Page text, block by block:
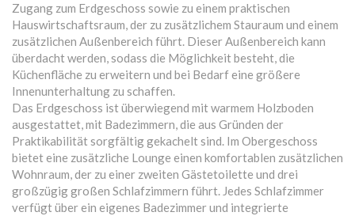
Zugang zum Erdgeschoss sowie zu einem praktischen
Hauswirtschaftsraum, der zu zusätzlichem Stauraum und einem
zusätzlichen Außenbereich führt. Dieser Außenbereich kann
überdacht werden, sodass die Möglichkeit besteht, die
Küchenfläche zu erweitern und bei Bedarf eine größere
Innenunterhaltung zu schaffen.
Das Erdgeschoss ist überwiegend mit warmem Holzboden
ausgestattet, mit Badezimmern, die aus Gründen der
Praktikabilität sorgfältig gekachelt sind. Im Obergeschoss
bietet eine zusätzliche Lounge einen komfortablen zusätzlichen
Wohnraum, der zu einer zweiten Gästetoilette und drei
großzügig großen Schlafzimmern führt. Jedes Schlafzimmer
verfügt über ein eigenes Badezimmer und integrierte